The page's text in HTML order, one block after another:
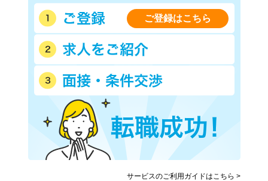
ご登録はこちら
サービスのご利用ガイドはこちら >